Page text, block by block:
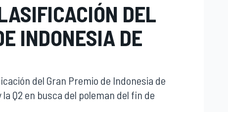
DEL
INDONESIA DE
del Gran Premio de Indonesia de
la Q2 en busca del poleman del fin de